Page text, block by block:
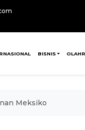
BISNIS
Meksiko